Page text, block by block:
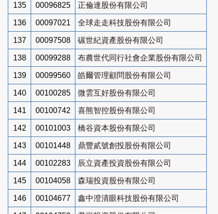
135 00096825 正倫達股份有限公司
136 00097021 全球走走科技股份有限公司
137 00097508 碳世紀資產股份有限公司
138 00099288 布農世代同行社會企業股份有限公司
139 00099560 皓爾管理顧問股份有限公司
140 00100285 微雲互好股份有限公司
141 00100742 喜熊智控股份有限公司
142 00101003 橋谷資本股份有限公司
143 00101448 鼎豐貳號創投股份有限公司
144 00102283 辰立資產投資股份有限公司
145 00104058 森瑞投資股份有限公司
146 00104677 鑫中澄清眼科技股份有限公司